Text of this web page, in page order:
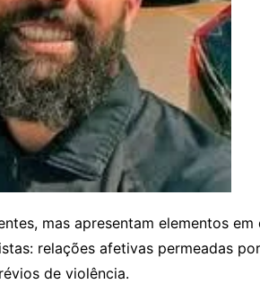
mas apresentam elementos
relações afetivas permeadas
de violência.